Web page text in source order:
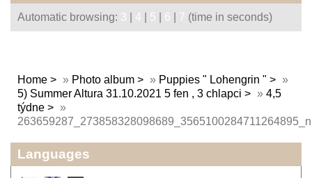
Automatic browsing: 3 4 5 6 7 (time in seconds)
Home » Photo album » Puppies " Lohengrin "
»
5) Summer Altura 31.10.2021 5 fen , 3 chlapci
» 4,5
týdne
»
263659287_273858328098689_3565100284711264895_n
Languages